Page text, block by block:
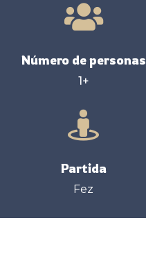

Número de personas
1+

Partida
Fez